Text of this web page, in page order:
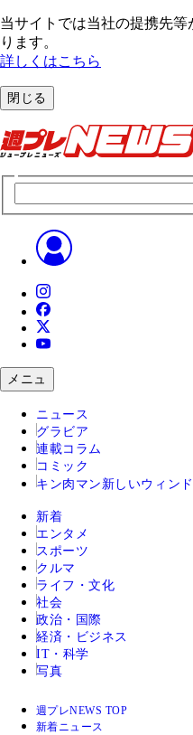
当サイトでは当社の提携先
ります。
詳しくはこちら
閉じる
メニュ
ニュース
グラビア
連載コラム
コミック
キン肉マン 新しいウィン
新着
エンタメ
スポーツ
クルマ
ライフ・文化
社会
政治・国際
経済・ビジネス
IT・科学
写真
週プレNEWS TOP
新着ニュース